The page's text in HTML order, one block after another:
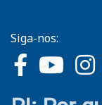
Siga-nos: